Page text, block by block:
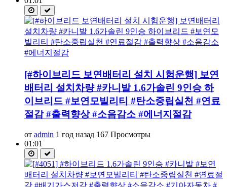
[#하이브리드 보연배터리 설치 시험운행] 보연
배터리 설치차량 #카니발 1.6가솔린 9인승 하
이브리드 #보연모빌리티 #탄소중립실천 #연료
절감 #출력향상 #소음감소 #에너지절감
от admin 1 год назад 167 Просмотры
01:01